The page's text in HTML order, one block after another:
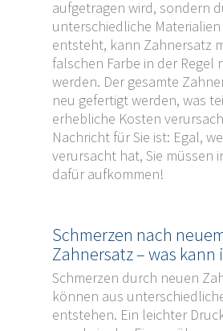
aufgetragen wird, sondern
unterschiedliche
entsteht, kann Zahnersatz
falschen Farbe in der Regel
werden. Der gesamte
neu gefertigt werden, was
erhebliche Kosten
Nachricht für Sie ist: Egal,
verursacht hat, Sie müssen
dafür aufkommen!
Schmerzen nach
Zahnersatz – was kann
Schmerzen durch neuen
können aus
entstehen. Ein leichter